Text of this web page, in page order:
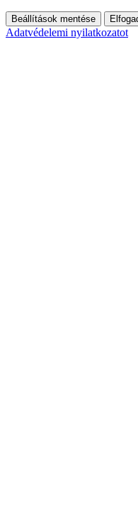
Beállítások mentése
Adatvédelemi nyilatkozatot